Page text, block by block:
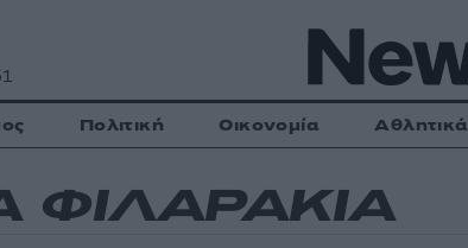
Πολιτική Οικονομία Αθλητικά
ΦΙΛΑΡΑΚΙΑ